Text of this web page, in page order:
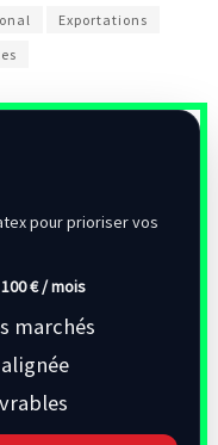
Exportations
pour prioriser vos
100 € / mois
marchés